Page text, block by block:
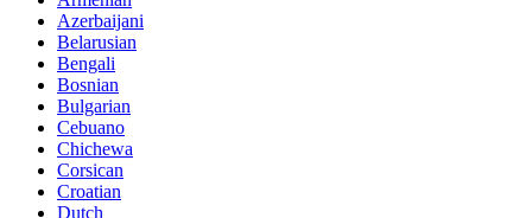
Azerbaijani
Belarusian
Bengali
Bosnian
Bulgarian
Cebuano
Chichewa
Corsican
Croatian
Dutch